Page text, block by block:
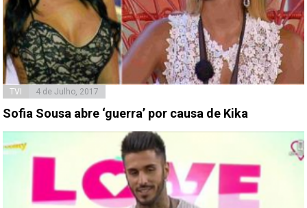
TVI 4 de Julho, 2017
Sofia Sousa abre ‘guerra’ por causa de Kika